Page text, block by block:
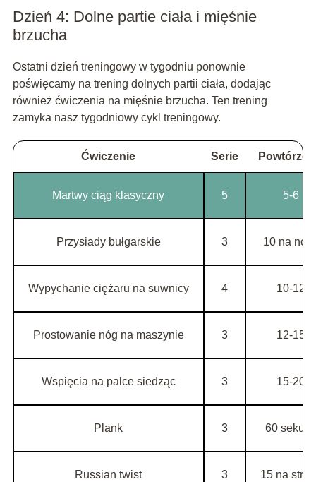
Dzień 4: Dolne partie ciała i mięśnie
brzucha
Ostatni dzień treningowy w tygodniu ponownie
poświęcamy na trening dolnych partii ciała, dodając
również ćwiczenia na mięśnie brzucha. Ten trening
zamyka nasz tygodniowy cykl treningowy.
Ćwiczenie Serie
Martwy ciąg klasyczny 5 5-6
Przysiady bułgarskie 3 10 na
Wypychanie ciężaru na suwnicy 4 10-12
Prostowanie nóg na maszynie 3 12-15
Wspięcia na palce siedząc 3 15-20
Plank 3 60
Russian twist 3 15 na